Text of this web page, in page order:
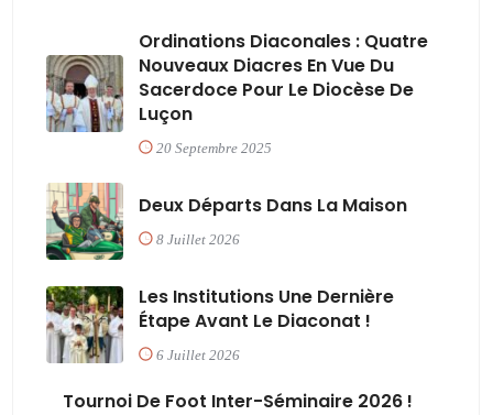
Ordinations Diaconales : Quatre
Nouveaux Diacres En Vue Du
Sacerdoce Pour Le Diocèse De
Luçon
20 Septembre 2025
Deux Départs Dans La Maison
8 Juillet 2026
Les Institutions Une Dernière
Étape Avant Le Diaconat !
6 Juillet 2026
Tournoi De Foot Inter-Séminaire 2026 !